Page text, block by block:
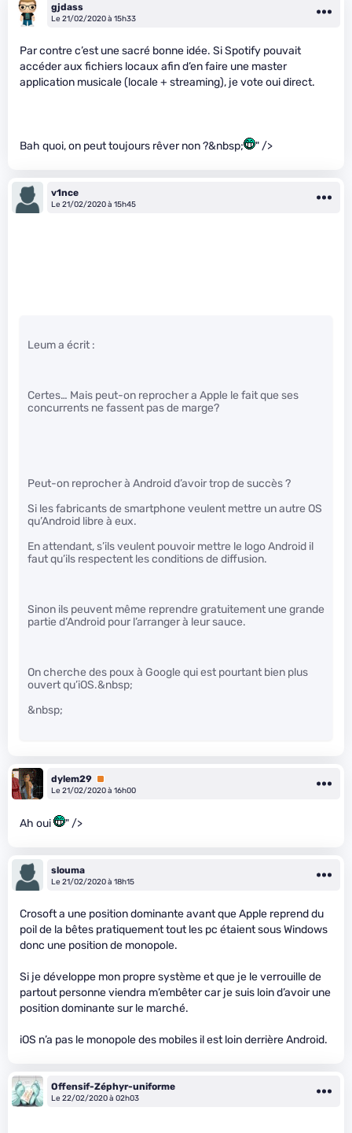
gjdass
Le 21/02/2020 à 15h33
Par contre c’est une sacré bonne idée. Si Spotify pouvait
accéder aux fichiers locaux afin d’en faire une master
application musicale (locale + streaming), je vote oui direct.
Bah quoi, on peut toujours rêver non ?&nbsp; " />
v1nce
Le 21/02/2020 à 15h45
Leum a écrit :
Certes… Mais peut-on reprocher a Apple le fait que ses
concurrents ne fassent pas de marge?
Peut-on reprocher à Android d’avoir trop de succès ?
Si les fabricants de smartphone veulent mettre un autre OS
qu’Android libre à eux.
En attendant, s’ils veulent pouvoir mettre le logo Android il
faut qu’ils respectent les conditions de diffusion.
Sinon ils peuvent même reprendre gratuitement une grande
partie d’Android pour l’arranger à leur sauce.
On cherche des poux à Google qui est pourtant bien plus
ouvert qu’iOS.&nbsp;
&nbsp;
dylem29 Premium
Le 21/02/2020 à 16h00
Ah oui " />
slouma
Le 21/02/2020 à 18h15
Crosoft a une position dominante avant que Apple reprend du
poil de la bêtes pratiquement tout les pc étaient sous Windows
donc une position de monopole.
Si je développe mon propre système et que je le verrouille de
partout personne viendra m’embêter car je suis loin d’avoir une
position dominante sur le marché.
iOS n’a pas le monopole des mobiles il est loin derrière Android.
Offensif-Zéphyr-uniforme
Le 22/02/2020 à 02h03